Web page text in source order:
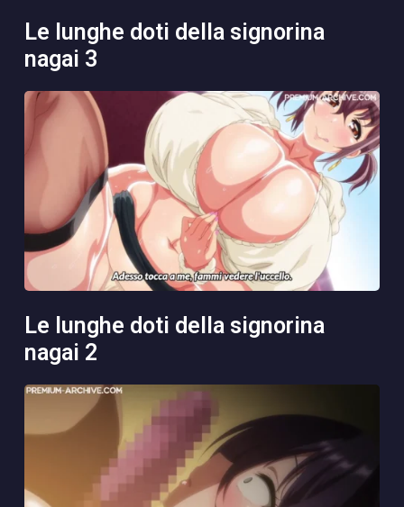
le lunghe doti della signorina
nagai 3
le lunghe doti della signorina
nagai 2